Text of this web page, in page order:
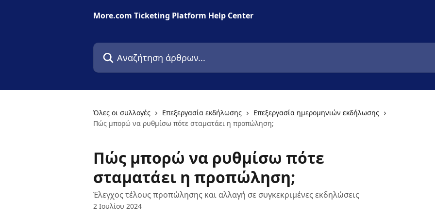
More.com Ticketing Platform Help Center
Αναζήτηση άρθρων...
Όλες οι συλλογές Επεξεργασία εκδήλωσης
Επεξεργασία ημερομηνιών εκδήλωσης
Πώς μπορώ να ρυθμίσω πότε σταματάει η προπώληση;
Πώς μπορώ να ρυθμίσω πότε
σταματάει η προπώληση;
Έλεγχος τέλους προπώλησης και αλλαγή σε συγκεκριμένες εκδηλώσεις
2 Ιουλίου 2024